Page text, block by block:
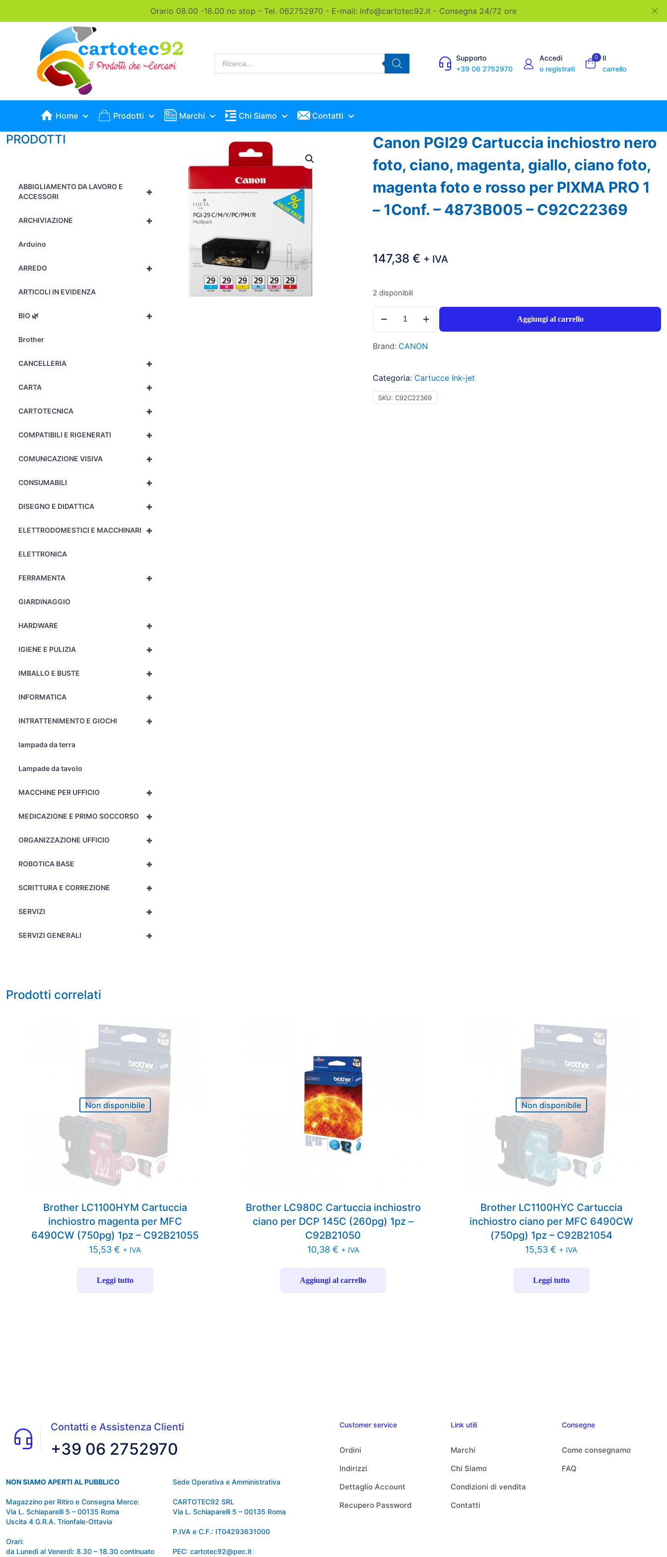
Orario 08.00 -18.00 no stop - Tel. 062752970 - E-mail: info@cartotec92.it - Consegna 24/72 ore ✕
Products
search
Supporto
+39 06 2752970
Accedi
o registrati
0
Il
carrello
Home Prodotti Marchi Chi Siamo Contatti
PRODOTTI
+
ABBIGLIAMENTO DA LAVORO E
ACCESSORI
+
ARCHIVIAZIONE
Arduino
+
ARREDO
ARTICOLI IN EVIDENZA
+
BIO 🌿
Brother
+
CANCELLERIA
+
CARTA
+
CARTOTECNICA
+
COMPATIBILI E RIGENERATI
+
COMUNICAZIONE VISIVA
+
CONSUMABILI
+
DISEGNO E DIDATTICA
+
ELETTRODOMESTICI E MACCHINARI
ELETTRONICA
+
FERRAMENTA
GIARDINAGGIO
+
HARDWARE
+
IGIENE E PULIZIA
+
IMBALLO E BUSTE
+
INFORMATICA
+
INTRATTENIMENTO E GIOCHI
lampada da terra
Lampade da tavolo
+
MACCHINE PER UFFICIO
+
MEDICAZIONE E PRIMO SOCCORSO
+
ORGANIZZAZIONE UFFICIO
+
ROBOTICA BASE
+
SCRITTURA E CORREZIONE
+
SERVIZI
+
SERVIZI GENERALI
Canon PGI29 Cartuccia inchiostro nero
foto, ciano, magenta, giallo, ciano foto,
magenta foto e rosso per PIXMA PRO 1
– 1Conf. – 4873B005 – C92C22369
147,38€ + IVA
2 disponibili
inchiostro
ciano,
magenta,
giallo,
Aggiungi al carrello
Brand: CANON
Categoria: Cartucce Ink-jet
SKU:C92C22369
Prodotti correlati
Non disponibile
Brother LC1100HYM Cartuccia
inchiostro magenta per MFC
6490CW (750pg) 1pz – C92B21055
15,53€ + IVA
Leggi tutto
Brother LC980C Cartuccia inchiostro
ciano per DCP 145C (260pg) 1pz –
C92B21050
10,38 € + IVA
Aggiungi al carrello
Non disponibile
Brother LC1100HYC Cartuccia
inchiostro ciano per MFC 6490CW
(750pg) 1pz – C92B21054
15,53€ + IVA
Leggi tutto
Contatti e Assistenza Clienti
+39 06 2752970
NON SIAMO APERTI AL PUBBLICO
Magazzino per Ritiro e Consegna Merce:
Via L. Schiaparelli 5 – 00135 Roma
Uscita 4 G.R.A. Trionfale-Ottavia
Orari:
da Lunedì al Venerdì: 8.30 – 18.30 continuato
Sede Operativa e Amministrativa
CARTOTEC92 SRL
Via L. Schiaparelli 5 – 00135 Roma
P.IVA e C.F.: IT04293631000
PEC: cartotec92@pec.it
Customer service
Ordini
Indirizzi
Dettaglio Account
Recupero Password
Link utili
Marchi
Chi Siamo
Condizioni di vendita
Contatti
Consegne
Come consegnamo
FAQ